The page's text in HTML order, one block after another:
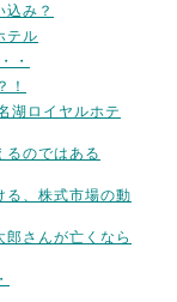
み？
テル
・
！
ロイヤルホテ
るのではある
る、株式市場の動
郎さんが亡くなら